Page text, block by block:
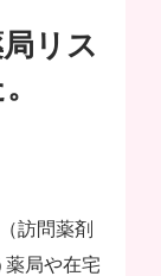
リス
訪問薬剤
局や在宅